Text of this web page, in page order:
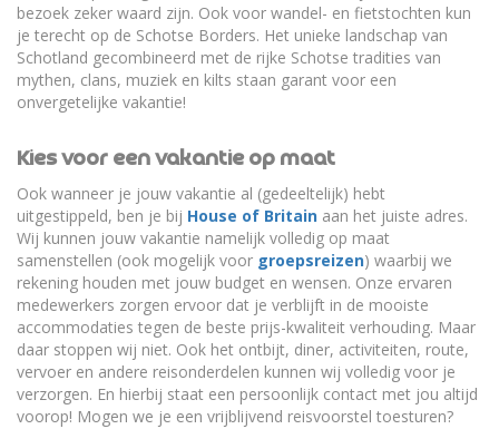
bezoek zeker waard zijn. Ook voor wandel- en fietstochten kun
je terecht op de Schotse Borders. Het unieke landschap van
Schotland gecombineerd met de rijke Schotse tradities van
mythen, clans, muziek en kilts staan garant voor een
onvergetelijke vakantie!
Kies voor een vakantie op maat
Ook wanneer je jouw vakantie al (gedeeltelijk) hebt
uitgestippeld, ben je bij House of Britain aan het juiste adres.
Wij kunnen jouw vakantie namelijk volledig op maat
samenstellen (ook mogelijk voor groepsreizen) waarbij we
rekening houden met jouw budget en wensen. Onze ervaren
medewerkers zorgen ervoor dat je verblijft in de mooiste
accommodaties tegen de beste prijs-kwaliteit verhouding. Maar
daar stoppen wij niet. Ook het ontbijt, diner, activiteiten, route,
vervoer en andere reisonderdelen kunnen wij volledig voor je
verzorgen. En hierbij staat een persoonlijk contact met jou altijd
voorop! Mogen we je een vrijblijvend reisvoorstel toesturen?